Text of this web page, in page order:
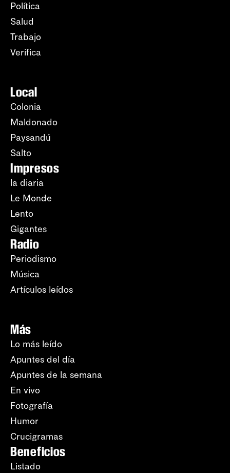
Política
Salud
Trabajo
Verifica
Local
Colonia
Maldonado
Paysandú
Salto
Impresos
la diaria
Le Monde
Lento
Gigantes
Radio
Periodismo
Música
Artículos leídos
Más
Lo más leído
Apuntes del día
Apuntes de la semana
En vivo
Fotografía
Humor
Crucigramas
Beneficios
Listado